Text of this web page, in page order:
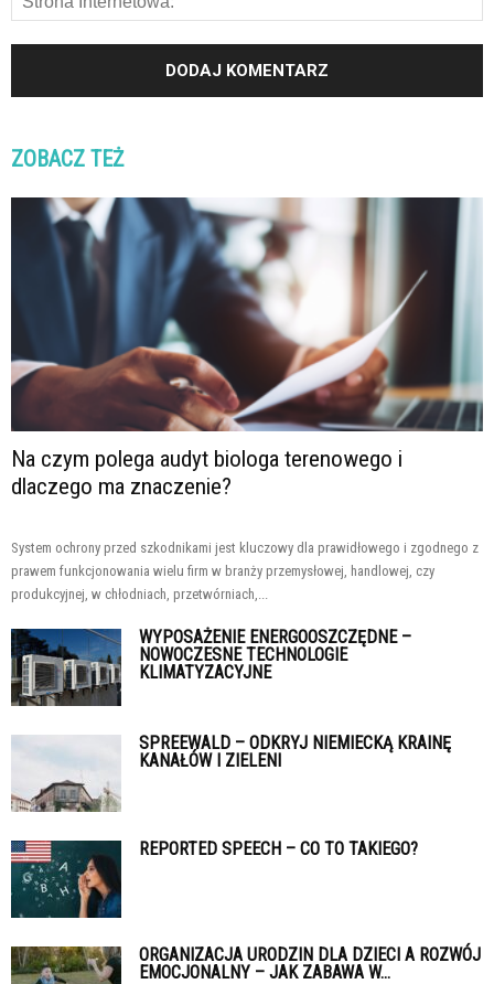
ZOBACZ TEŻ
Na czym polega audyt biologa terenowego i
dlaczego ma znaczenie?
System ochrony przed szkodnikami jest kluczowy dla prawidłowego i zgodnego z
prawem funkcjonowania wielu firm w branży przemysłowej, handlowej, czy
produkcyjnej, w chłodniach, przetwórniach,...
WYPOSAŻENIE ENERGOOSZCZĘDNE –
NOWOCZESNE TECHNOLOGIE
KLIMATYZACYJNE
SPREEWALD – ODKRYJ NIEMIECKĄ KRAINĘ
KANAŁÓW I ZIELENI
REPORTED SPEECH – CO TO TAKIEGO?
ORGANIZACJA URODZIN DLA DZIECI A ROZWÓJ
EMOCJONALNY – JAK ZABAWA W...